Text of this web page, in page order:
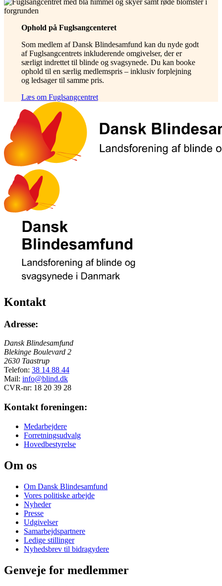
Ophold på Fuglsangcenteret
Som medlem af Dansk Blindesamfund kan du nyde godt
af Fuglsangcentrets inkluderende omgivelser, der er
særligt indrettet til blinde og svagsynede. Du kan booke
ophold til en særlig medlemspris – inklusiv forplejning
og ledsager til samme pris.
Læs om Fuglsangcentret
Kontakt
Adresse:
Dansk Blindesamfund
Blekinge Boulevard 2
2630 Taastrup
Telefon: 38 14 88 44
Mail: info@blind.dk
CVR-nr: 18 20 39 28
Kontakt foreningen:
Medarbejdere
Forretningsudvalg
Hovedbestyrelse
Om os
Om Dansk Blindesamfund
Vores politiske arbejde
Nyheder
Presse
Udgivelser
Samarbejdspartnere
Ledige stillinger
Nyhedsbrev til bidragydere
Genveje for medlemmer